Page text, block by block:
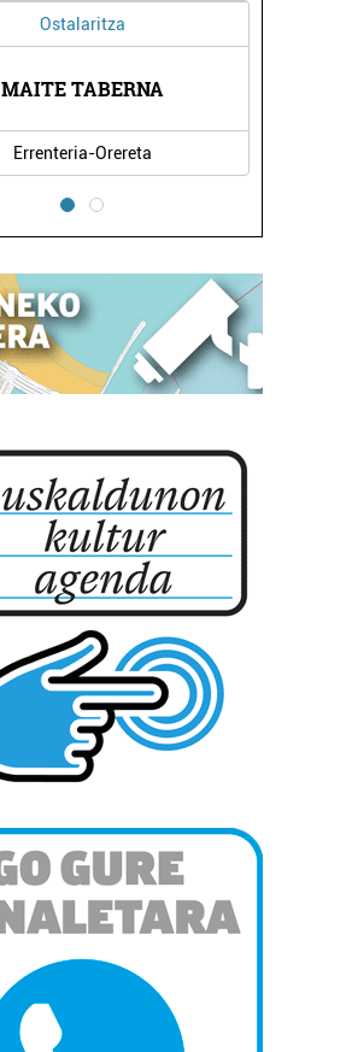
Ostalaritza
MAITE TABERNA
Errenteria-Orereta